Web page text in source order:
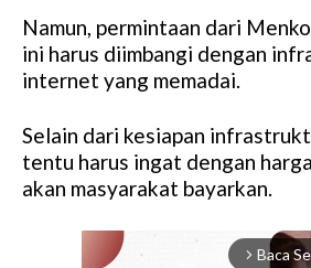
Namun, permintaan dari
ini harus diimbangi dengan
internet yang memadai.
Selain dari kesiapan
tentu harus ingat dengan
akan masyarakat bayarkan.
arrow_forward_ios Baca